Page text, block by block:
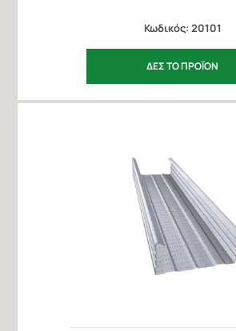
Κωδικός: 20101
ΔΕΣ ΤΟ ΠΡΟΪΟΝ